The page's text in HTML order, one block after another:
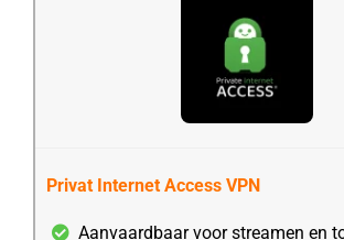
Privat Internet Access VPN
Aanvaardbaar voor streamen en